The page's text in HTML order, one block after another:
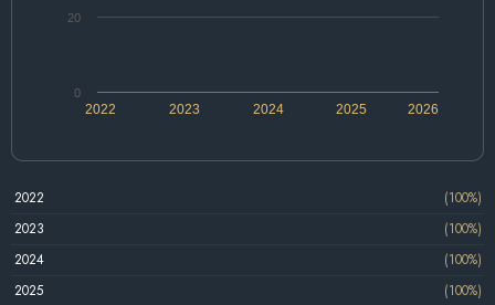
2022 2024 2026
2023 2025
0
20
2022
(100%)
2023
(100%)
2024
(100%)
2025
(100%)